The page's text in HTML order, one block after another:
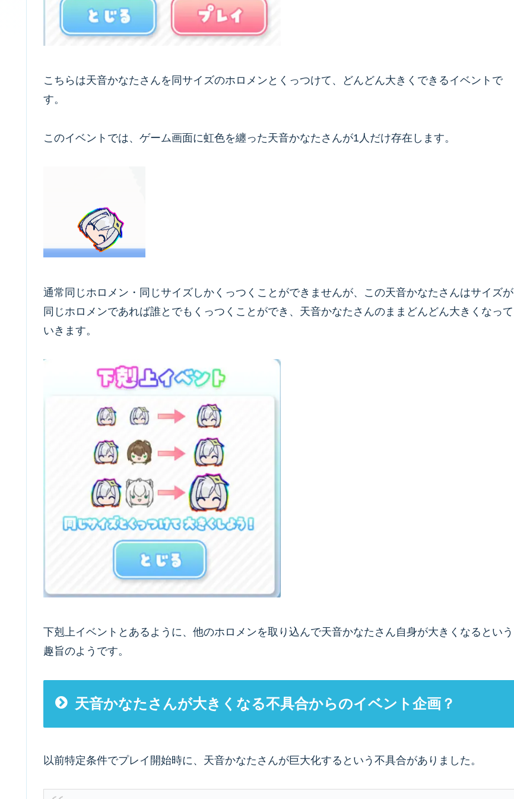
こちらは天音かなたさんを同サイズのホロメンとくっつけて、どんどん大きくできるイベントで
す。
このイベントでは、ゲーム画面に虹色を纏った天音かなたさんが1人だけ存在します。
通常同じホロメン・同じサイズしかくっつくことができませんが、この天音かなたさんはサイズが
同じホロメンであれば誰とでもくっつくことができ、天音かなたさんのままどんどん大きくなって
いきます。
下剋上イベントとあるように、他のホロメンを取り込んで天音かなたさん自身が大きくなるという
趣旨のようです。
天音かなたさんが大きくなる不具合からのイベント企画？
以前特定条件でプレイ開始時に、天音かなたさんが巨大化するという不具合がありました。